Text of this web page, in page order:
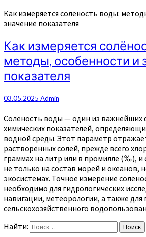
Как измеряется солёность воды:
значение показателя
Как измеряется
методы, особенности и
показателя
03.05.2025 Admin
Солёность воды — один из важнейших
химических показателей,
водной среды. Этот параметр
растворённых солей, прежде всего
граммах на литр или в промилле (‰), и
не только на состав морей и океанов,
экосистемах. Точное измерение
необходимо для гидрологических
навигации, метеорологии, а также
сельскохозяйственного
Найти:
Поиск